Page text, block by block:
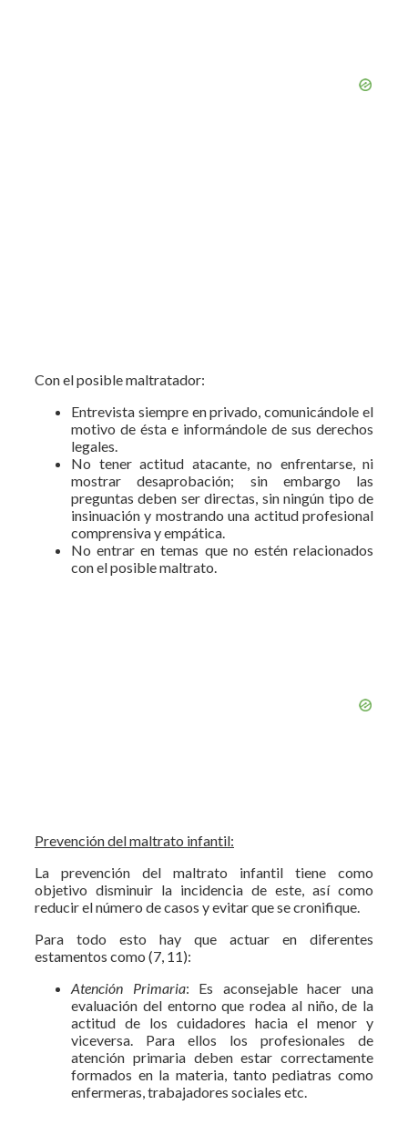
Con el posible maltratador:
Entrevista siempre en privado, comunicándole el
motivo de ésta e informándole de sus derechos
legales.
No tener actitud atacante, no enfrentarse, ni
mostrar desaprobación; sin embargo las
preguntas deben ser directas, sin ningún tipo de
insinuación y mostrando una actitud profesional
comprensiva y empática.
No entrar en temas que no estén relacionados
con el posible maltrato.
Prevención del maltrato infantil:
La prevención del maltrato infantil tiene como
objetivo disminuir la incidencia de este, así como
reducir el número de casos y evitar que se cronifique.
Para todo esto hay que actuar en diferentes
estamentos como (7, 11):
Atención Primaria: Es aconsejable hacer una
evaluación del entorno que rodea al niño, de la
actitud de los cuidadores hacia el menor y
viceversa. Para ellos los profesionales de
atención primaria deben estar correctamente
formados en la materia, tanto pediatras como
enfermeras, trabajadores sociales etc.